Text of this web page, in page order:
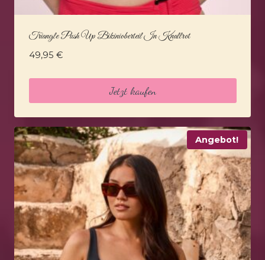
Triangle Push Up Bikinioberteil In Knallrot
49,95 €
Jetzt kaufen
Angebot!